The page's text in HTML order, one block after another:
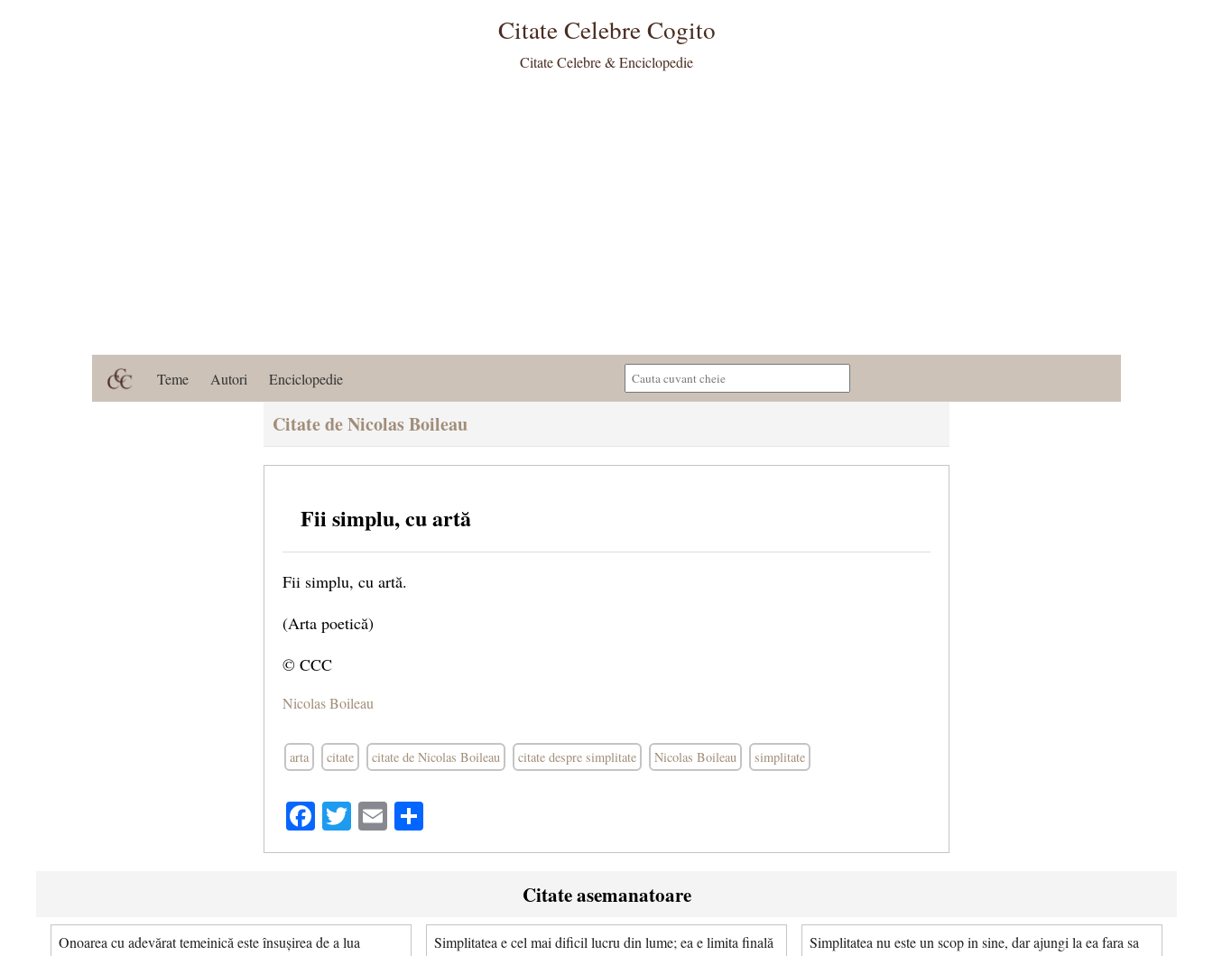
Citate Celebre Cogito
Citate Celebre & Enciclopedie
Teme Autori Enciclopedie
Citate de Nicolas Boileau
Fii simplu, cu artă
Fii simplu, cu artă.
(Arta poetică)
© CCC
Nicolas Boileau
arta citate citate de Nicolas Boileau citate despre simplitate Nicolas Boileau simplitate
Facebook
Twitter
Email
Citate asemanatoare
Onoarea cu adevărat temeinică este însușirea de a lua
Simplitatea e cel mai dificil lucru din lume; ea e limita finală
Simplitatea nu este un scop in sine, dar ajungi la ea fara sa